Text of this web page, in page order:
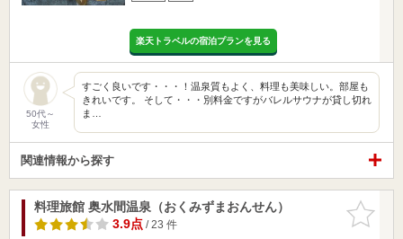
楽天トラベルの宿泊プランを見る
50代～
女性
すごく良いです・・・！温泉質もよく、料理も美味しい。部屋も
きれいです。 そして・・・別料金ですがバレルサウナが貸し切れ
ま…
関連情報から探す
お気に入
りに追加
料理旅館 奥水間温泉（おくみずまおんせん）
3.9点/ 23 件